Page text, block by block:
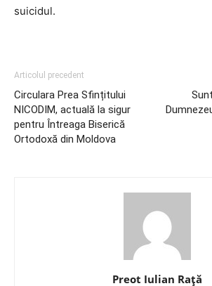
suicidul.
Articolul precedent
Circulara Prea Sfințitului
NICODIM, actuală la sigur
pentru Întreaga Biserică
Ortodoxă din Moldova
Preot Iulian Raţă